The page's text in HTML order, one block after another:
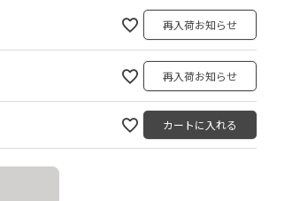
再入荷お知らせ
再入荷お知らせ
カートに入れる